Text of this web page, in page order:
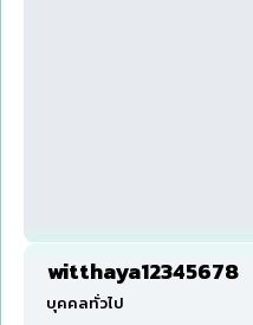
witthaya12345678
บุคคลทั่วไป